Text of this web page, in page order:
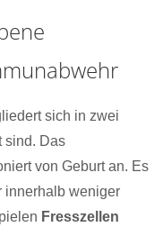
sich in zwei
sind. Das
von Geburt an. Es
innerhalb weniger
Fresszellen